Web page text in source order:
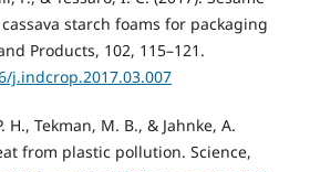
starch foams for packaging
Products, 102, 115–121.
j.indcrop.2017.03.007
H., Tekman, M. B., & Jahnke, A.
from plastic pollution. Science,